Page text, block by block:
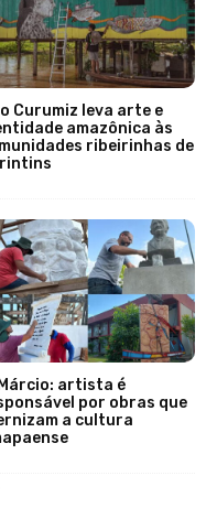
Curumiz leva arte e
amazônica às
ribeirinhas de
artista é
por obras que
a cultura